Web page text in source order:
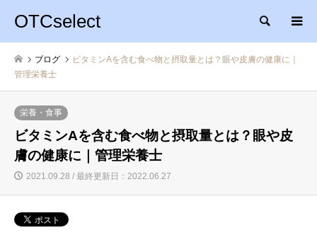
OTCselect 検索
ブログ
ビタミンAを含む食べ物と摂取量とは？眼や皮膚の健康に｜
管理栄養士
栄養・食事
ビタミンAを含む食べ物と摂取量とは？眼や皮
膚の健康に｜管理栄養士
2021.09.28 / 最終更新日：2022.06.27